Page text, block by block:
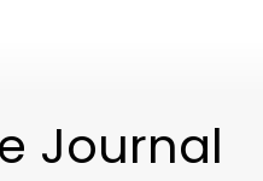
Journal